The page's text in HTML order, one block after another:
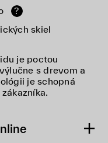
?
skiel
je poctou
s drevom a
je schopná